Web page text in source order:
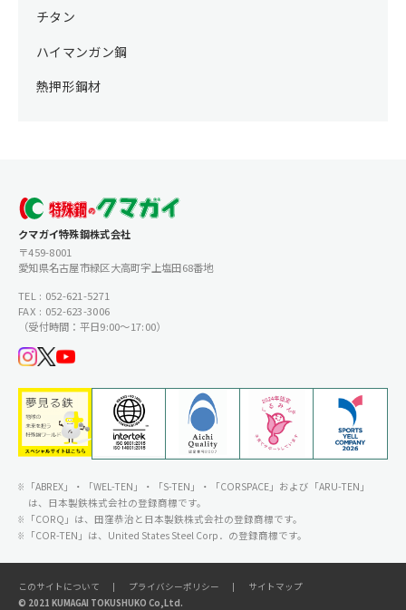
チタン
ハイマンガン鋼
熱押形鋼材
クマガイ特殊鋼株式会社
〒459-8001
愛知県名古屋市緑区大高町字上塩田68番地
TEL : 052-621-5271
FAX : 052-623-3006
（受付時間：平日9:00〜17:00）
「ABREX」・「WEL-TEN」・「S-TEN」・「CORSPACE」および「ARU-TEN」
は、日本製鉄株式会社の登録商標です。
「CORQ」は、田窪恭治と日本製鉄株式会社の登録商標です。
「COR-TEN」は、United States Steel Corp．の登録商標です。
© 2021 KUMAGAI TOKUSHUKO Co,Ltd.
このサイトについて プライバシーポリシー サイトマップ